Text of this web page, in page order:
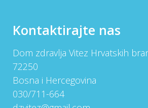
Kontaktirajte nas
Dom zdravlja Vitez Hrvatskih
72250
Bosna i Hercegovina
030/711-664